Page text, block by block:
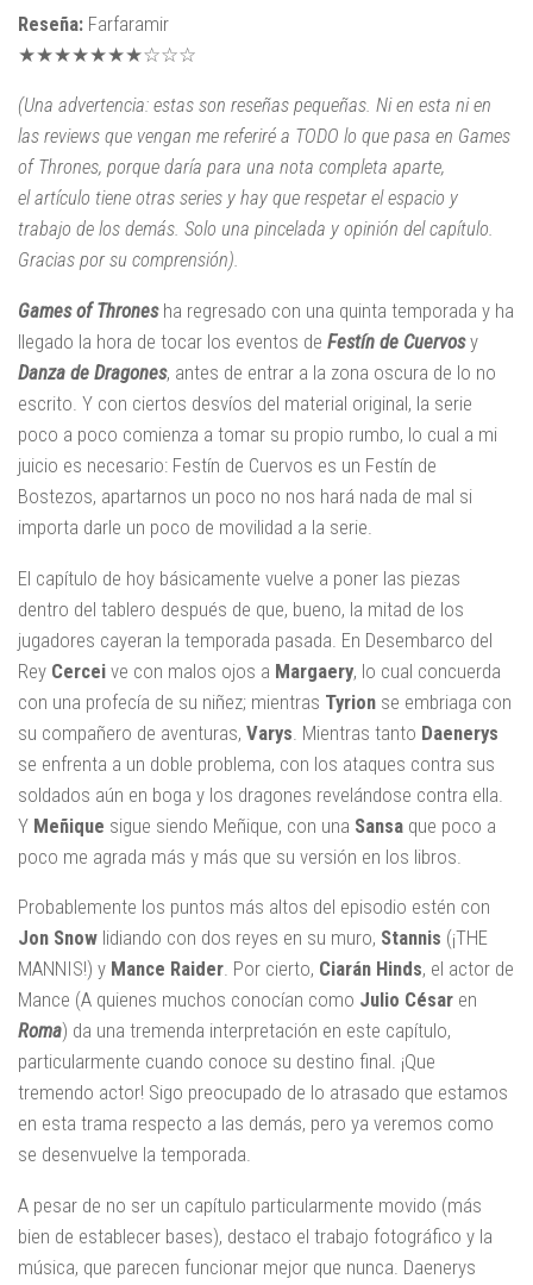
Reseña: Farfaramir
★★★★★★★☆☆☆
(Una advertencia: estas son reseñas pequeñas. Ni en esta ni en
las reviews que vengan me referiré a TODO lo que pasa en Games
of Thrones, porque daría para una nota completa aparte,
el artículo tiene otras series y hay que respetar el espacio y
trabajo de los demás. Solo una pincelada y opinión del capítulo.
Gracias por su comprensión).
Games of Thronesha regresado con una quinta temporada y ha
llegado la hora de tocar los eventos de Festín de Cuervosy
Danza de Dragones, antes de entrar a la zona oscura de lo no
escrito. Y con ciertos desvíos del material original, la serie
poco a poco comienza a tomar su propio rumbo, lo cual a mi
juicio es necesario: Festín de Cuervos es un Festín de
Bostezos, apartarnos un poco no nos hará nada de mal si
importa darle un poco de movilidad a la serie.
El capítulo de hoy básicamente vuelve a poner las piezas
dentro del tablero después de que, bueno, la mitad de los
jugadores cayeran la temporada pasada. En Desembarco del
Rey Cercei ve con malos ojos a Margaery, lo cual concuerda
con una profecía de su niñez; mientras Tyrion se embriaga con
su compañero de aventuras, Varys . Mientras tanto Daenerys
se enfrenta a un doble problema, con los ataques contra sus
soldados aún en boga y los dragones revelándose contra ella.
Y Meñique sigue siendo Meñique, con una Sansa que poco a
poco me agrada más y más que su versión en los libros.
Probablemente los puntos más altos del episodio estén con
Jon Snow lidiando con dos reyes en su muro, Stannis (¡THE
MANNIS!) y Mance Raider. Por cierto, Ciarán Hinds, el actor de
Mance (A quienes muchos conocían como Julio César en
Roma) da una tremenda interpretación en este capítulo,
particularmente cuando conoce su destino final. ¡Que
tremendo actor! Sigo preocupado de lo atrasado que estamos
en esta trama respecto a las demás, pero ya veremos como
se desenvuelve la temporada.
A pesar de no ser un capítulo particularmente movido (más
bien de establecer bases), destaco el trabajo fotográfico y la
música, que parecen funcionar mejor que nunca. Daenerys